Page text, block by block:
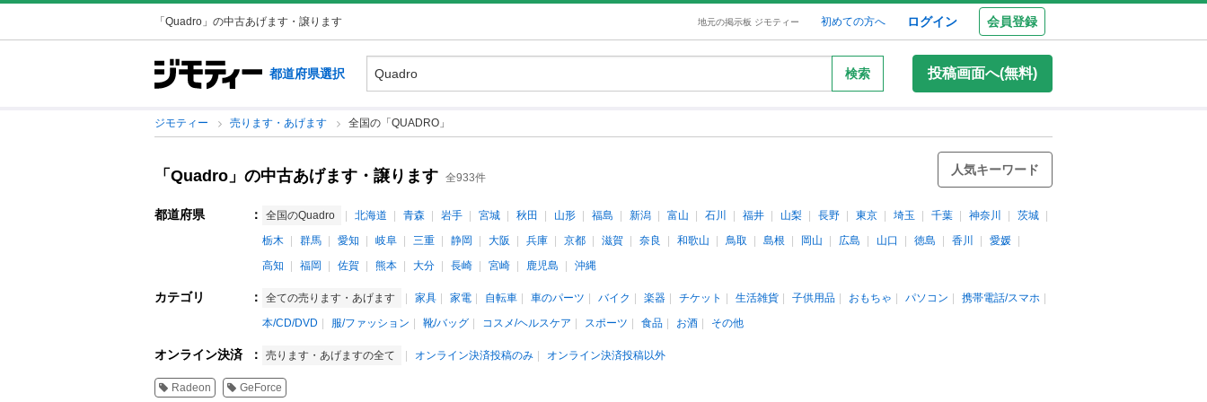
「Quadro」の中古あげます・譲ります 地元の掲示板 ジモティー 初めての方へ ログイン 会員登録
都道府県選択 検索 投稿画面へ(無料)
ジモティー 売ります・あげます 全国の「QUADRO」
「Quadro」の中古あげます・譲ります 全933件
人気キーワード
都道府県 ： 全国のQuadro 北海道 青森 岩手 宮城 秋田 山形 福島 新潟 富山 石川 福井 山梨 長野 東京 埼玉 千葉 神奈川
茨城
栃木
群馬 愛知 岐阜 三重 静岡 大阪 兵庫 京都 滋賀 奈良 和歌山 鳥取 島根 岡山 広島 山口 徳島 香川
愛媛
高知
福岡 佐賀 熊本 大分 長崎 宮崎 鹿児島 沖縄
カテゴリ ： 全ての売ります・あげます 家具 家電 自転車 車のパーツ バイク 楽器 チケット 生活雑貨 子供用品 おもちゃ パソコン
携帯電話/スマホ
本/CD/DVD
服/ファッション 靴/バッグ コスメ/ヘルスケア スポーツ 食品 お酒 その他
オンライン決済 ： 売ります・あげますの全て オンライン決済投稿のみ オンライン決済投稿以外
Radeon GeForce